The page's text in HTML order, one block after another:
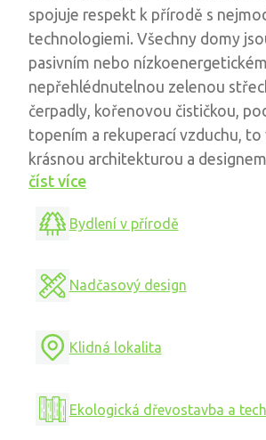
spojuje respekt k přírodě s
technologiemi. Všechny domy
pasivním nebo
nepřehlédnutelnou zelenou
čerpadly, kořenovou čističkou,
topením a rekuperací vzduchu, to
krásnou architekturou a
číst více
Bydlení v přírodě
Nadčasový design
Klidná lokalita
Ekologická dřevostavba a